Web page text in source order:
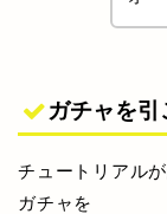
ガチャを引
チュートリアル
ガチャを